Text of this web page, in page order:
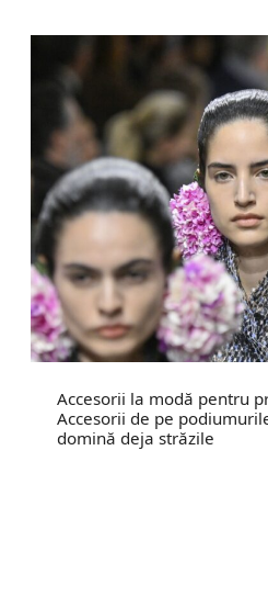
Accesorii la modă pentru
Accesorii de pe
domină deja străzile